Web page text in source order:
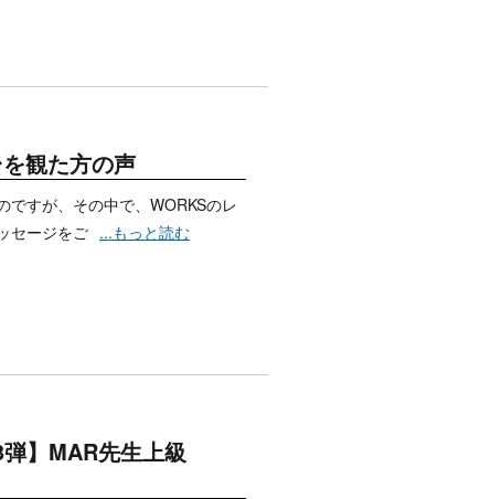
観た方の声
ですが、その中で、WORKSのレ
セージをご ...もっと読む
】MAR先生上級